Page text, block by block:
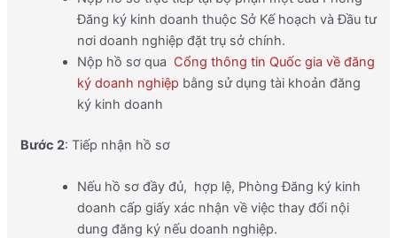
Đăng ký kinh doanh thuộc Sở Kế hoạch và Đầu tư
nơi doanh nghiệp đặt trụ sở chính.
Nộp hồ sơ qua Cổng thông tin Quốc gia về đăng
ký doanh nghiệp bằng sử dụng tài khoản đăng
ký kinh doanh
Bước 2: Tiếp nhận hồ sơ
Nếu hồ sơ đầy đủ, hợp lệ, Phòng Đăng ký kinh
doanh cấp giấy xác nhận về việc thay đổi nội
dung đăng ký nếu doanh nghiệp.